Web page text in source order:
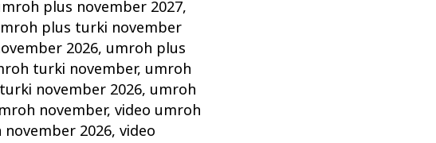
plus november 2027,
plus turki november
2026, umroh plus
turki november, umroh
november 2026, umroh
november,video umroh
2026,video